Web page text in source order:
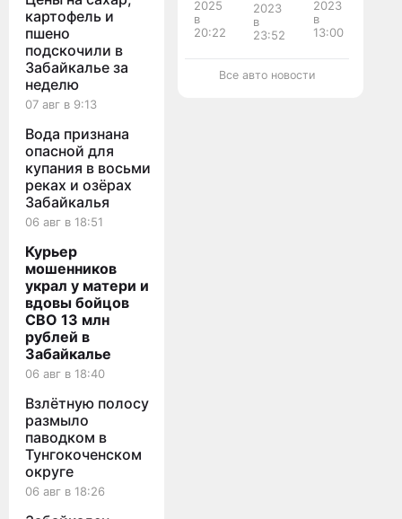
картофель и
пшено
подскочили в
Забайкалье за
неделю
07 авг в 9:13
Вода признана
опасной для
купания в восьми
реках и озёрах
Забайкалья
06 авг в 18:51
Курьер
мошенников
украл у матери и
вдовы бойцов
СВО 13 млн
рублей в
Забайкалье
06 авг в 18:40
Взлётную полосу
размыло
паводком в
Тунгокоченском
округе
06 авг в 18:26
2025
в
20:22
проспекте
Жукова
Чите
2023
в
23:52
трассе
Байкал
2023
в
13:00
Все авто новости